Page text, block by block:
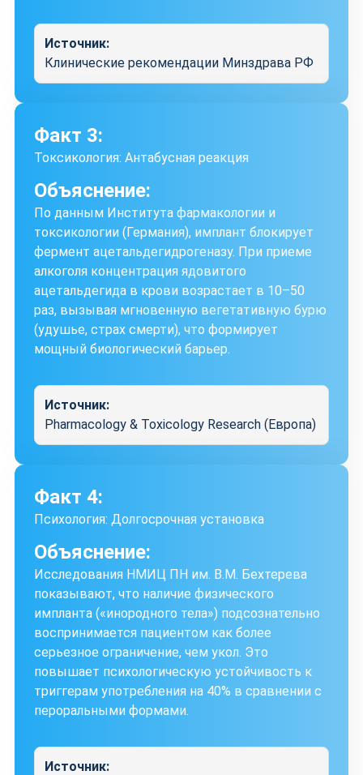
Источник:
Клинические рекомендации Минздрава РФ
Факт 3:
Токсикология: Антабусная реакция
Объяснение:
По данным Института фармакологии и
токсикологии (Германия), имплант блокирует
фермент ацетальдегидрогеназу. При приеме
алкоголя концентрация ядовитого
ацетальдегида в крови возрастает в 10–50
раз, вызывая мгновенную вегетативную бурю
(удушье, страх смерти), что формирует
мощный биологический барьер.
Источник:
Pharmacology & Toxicology Research (Европа)
Факт 4:
Психология: Долгосрочная установка
Объяснение:
Исследования НМИЦ ПН им. В.М. Бехтерева
показывают, что наличие физического
импланта («инородного тела») подсознательно
воспринимается пациентом как более
серьезное ограничение, чем укол. Это
повышает психологическую устойчивость к
триггерам употребления на 40% в сравнении с
пероральными формами.
Источник: